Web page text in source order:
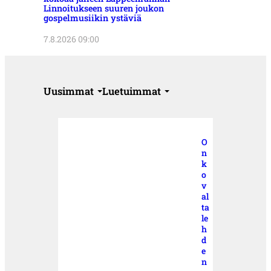
Linnoitukseen suuren joukon
gospelmusiikin ystäviä
7.8.2026 09:00
Uusimmat Luetuimmat
O
n
k
o
v
al
ta
le
h
d
e
n